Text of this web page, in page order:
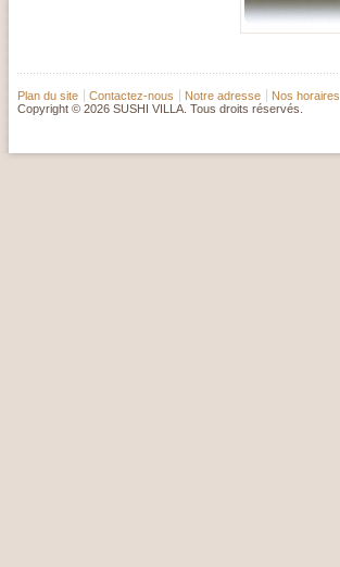
Plan du site Contactez-nous Notre adresse Nos horaires
Copyright © 2026 SUSHI VILLA. Tous droits réservés.